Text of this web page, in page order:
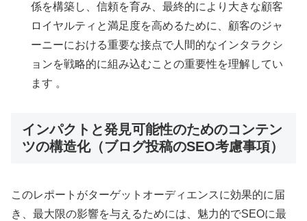
係を構築し、信頼を育み、最終的により大きな顧客
ロイヤルティと満足度を高めるために、顧客のジャ
ーニーにおける重要な接点で人間的なインタラクシ
ョンを戦略的に組み込むことの重要性を理解してい
ます 。
インパクトと発見可能性のためのコンテン
ツの構造化（ブログ投稿のSEO考慮事項）
このレポートがターゲットオーディエンスに効果的に届
き、最大限の影響を与えるためには、魅力的でSEOに最